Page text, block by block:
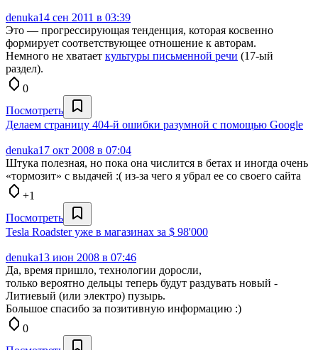
denuka14 сен 2011 в 03:39
Это — прогрессирующая тенденция, которая косвенно
формирует соответствующее отношение к авторам.
Немного не хватает культуры письменной речи (17-ый
раздел).
0
Посмотреть
Делаем страницу 404-й ошибки разумной с помощью Google
denuka17 окт 2008 в 07:04
Штука полезная, но пока она числится в бетах и иногда очень
«тормозит» с выдачей :( из-за чего я убрал ее со своего сайта
+1
Посмотреть
Tesla Roadster уже в магазинах за $ 98'000
denuka13 июн 2008 в 07:46
Да, время пришло, технологии доросли,
только вероятно дельцы теперь будут раздувать новый -
Литиевый (или электро) пузырь.
Большое спасибо за позитивную информацию :)
0